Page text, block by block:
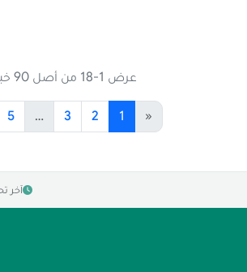
عرض 1-18 من أصل 90 خبر
«
1
2
3
…
5
آخر